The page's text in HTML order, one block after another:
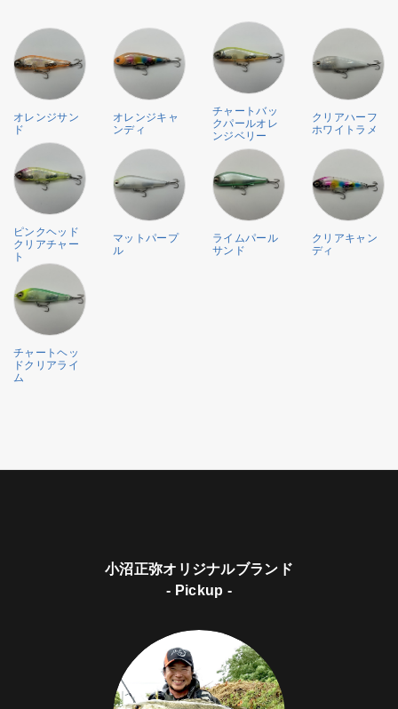
オレンジサン
ド
オレンジキャ
ンディ
チャートバッ
クパールオレ
ンジベリー
クリアハーフ
ホワイトラメ
ピンクヘッド
クリアチャー
ト
マットパープ
ル
ライムパール
サンド
クリアキャン
ディ
チャートヘッ
ドクリアライ
ム
小沼正弥オリジナルブランド
- Pickup -